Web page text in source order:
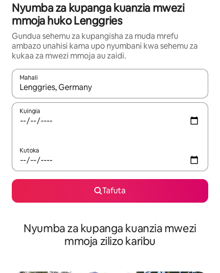
Nyumba za kupanga kuanzia mwezi
mmoja huko Lenggries
Gundua sehemu za kupangisha za muda mrefu
ambazo unahisi kama upo nyumbani kwa sehemu za
kukaa za mwezi mmoja au zaidi.
Mahali
Wakati matokeo yanapatikana, vinjari kwa kutumia vitufe vya
Kuingia
Kutoka
Tafuta
Nyumba za kupanga kuanzia mwezi
mmoja zilizo karibu